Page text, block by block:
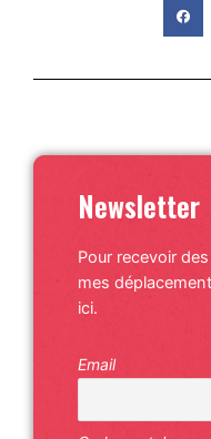
Newsletter
Pour recevoir
mes
ici.
Email